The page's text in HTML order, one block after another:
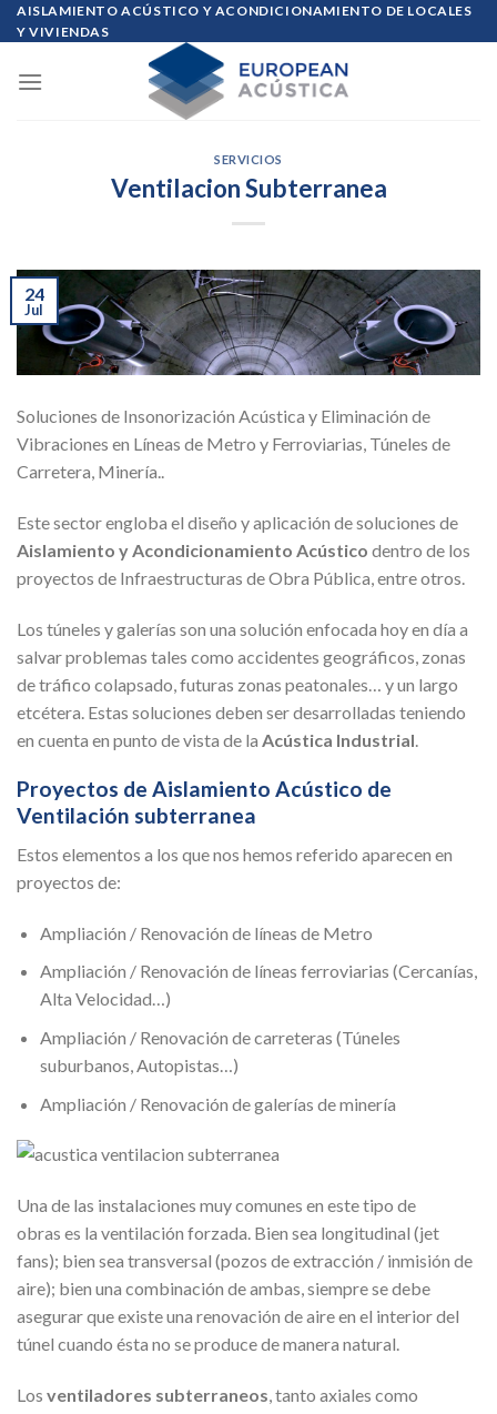
Skip
to
AISLAMIENTO ACÚSTICO Y ACONDICIONAMIENTO DE LOCALES
Y VIVIENDAS
SERVICIOS
Ventilacion Subterranea
24
Jul
Soluciones de Insonorización Acústica y Eliminación de
Vibraciones en Líneas de Metro y Ferroviarias, Túneles de
Carretera, Minería..
Este sector engloba el diseño y aplicación de soluciones de
Aislamiento y Acondicionamiento Acústico dentro de los
proyectos de Infraestructuras de Obra Pública, entre otros.
Los túneles y galerías son una solución enfocada hoy en día a
salvar problemas tales como accidentes geográficos, zonas
de tráfico colapsado, futuras zonas peatonales… y un largo
etcétera. Estas soluciones deben ser desarrolladas teniendo
en cuenta en punto de vista de la Acústica Industrial
Proyectos de Aislamiento Acústico de
Ventilación subterranea
Estos elementos a los que nos hemos referido aparecen en
proyectos de:
Ampliación / Renovación de líneas de Metro
Ampliación / Renovación de líneas ferroviarias (Cercanías,
Alta Velocidad…)
Ampliación / Renovación de carreteras (Túneles
suburbanos, Autopistas…)
Ampliación / Renovación de galerías de minería
Una de las instalaciones muy comunes en este tipo de
obras es la ventilación forzada. Bien sea longitudinal (jet
fans); bien sea transversal (pozos de extracción / inmisión de
aire); bien una combinación de ambas, siempre se debe
asegurar que existe una renovación de aire en el interior del
túnel cuando ésta no se produce de manera natural.
Los ventiladores subterraneos, tanto axiales como